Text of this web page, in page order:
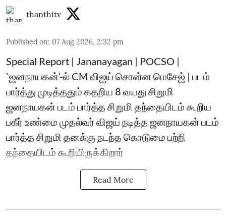
thanthitv
Published on: 07 Aug 2026, 2:32 pm
Special Report | Jananayagan | POCSO |
`ஜனநாயகன்’-ல் CM விஜய் சொன்ன மெசேஜ் | படம்
பார்த்து முடித்ததும் கதறிய 8 வயது சிறுமி
ஜனநாயகன் படம் பார்த்த சிறுமி தந்தையிடம் கூறிய
பகீர் உண்மை முதல்வர் விஜய் நடித்த ஜனநாயகன் படம்
பார்த்த சிறுமி தனக்கு நடந்த கொடுமை பற்றி
தந்தையிடம் கூறியிருக்கிறார்
Read More